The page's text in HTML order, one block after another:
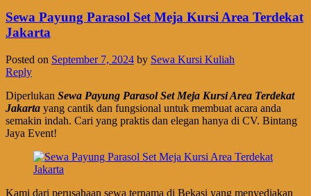
Sewa Payung Parasol Set Meja Kursi Area Terdekat
Jakarta
Posted on September 7, 2024 by Sewa Kursi Kuliah
Reply
Diperlukan Sewa Payung Parasol Set Meja Kursi Area Terdekat
Jakarta yang cantik dan fungsional untuk membuat acara anda
semakin indah. Cari yang praktis dan elegan hanya di CV. Bintang
Jaya Event!
Kami dari perusahaan sewa ternama di Bekasi yang menyediakan